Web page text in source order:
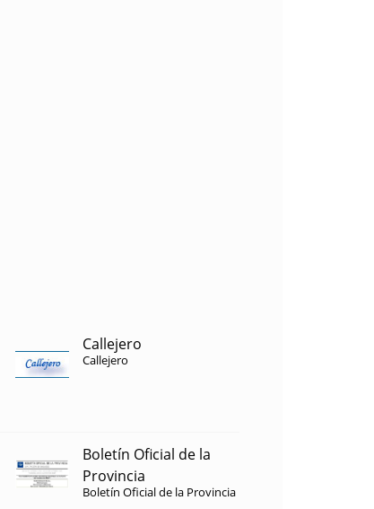
Callejero
Callejero
Boletín Oficial de la
Provincia
Boletín Oficial de la Provincia